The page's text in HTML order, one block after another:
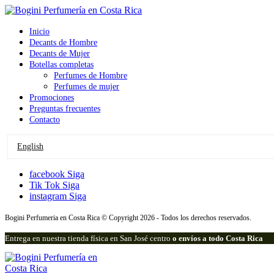
Inicio
Decants de Hombre
Decants de Mujer
Botellas completas
Perfumes de Hombre
Perfumes de mujer
Promociones
Preguntas frecuentes
Contacto
English
facebook Siga
Tik Tok Siga
instagram Siga
Bogini Perfumeria en Costa Rica © Copyright 2026 - Todos los derechos reservados.
Entrega en nuestra tienda física en San José centro o envíos a todo Costa Rica